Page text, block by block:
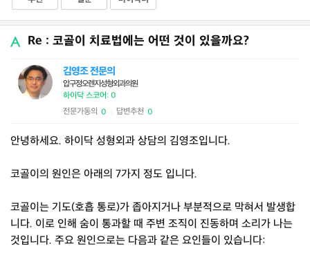
Re : 코골이 치료법에는 어떤 것이 있을까요?
김영조 전문의
압구정오렌지성형외과의원
하이닥 스코어: 0
전문가동의 0 답변추천 0
안녕하세요. 하이닥 성형외과 상담의 김영조입니다.
코골이의 원인은 아래의 7가지 정도 입니다.
코골이는 기도(호흡 통로)가 좁아지거나 부분적으로 막혀서 발생합
니다. 이로 인해 숨이 통과할 때 주변 조직이 진동하며 소리가 나는
것입니다. 주요 원인으로는 다음과 같은 요인들이 있습니다: